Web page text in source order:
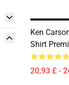
Ken
Shirt
20,93 £ -